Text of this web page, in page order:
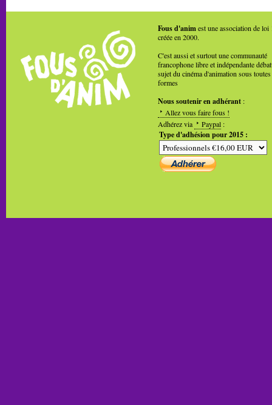
Fous d'animest une association de loi
créée en 2000.
C'est aussi et surtout une communauté
francophone libre et indépendante
sujet du cinéma d'animation sous toutes
formes
Nous soutenir en adhérant :
Allez vous faire fous !
Adhérez via
Paypal :
Type d'adhésion pour 2015 :